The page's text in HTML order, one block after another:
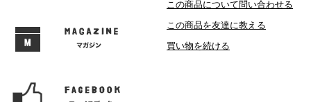
この商品について問い合わせる
この商品を友達に教える
買い物を続ける